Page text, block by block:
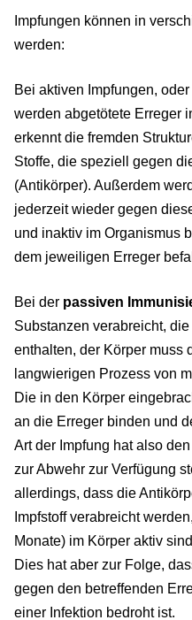
Impfungen können in
werden:
Bei aktiven Impfungen, oder
werden abgetötete Erreger
erkennt die fremden
Stoffe, die speziell gegen
(Antikörper). Außerdem
jederzeit wieder gegen
und inaktiv im Organismus
dem jeweiligen Erreger
Bei der passiven
Substanzen verabreicht,
enthalten, der Körper muss
langwierigen Prozess von
Die in den Körper
an die Erreger binden und
Art der Impfung hat also
zur Abwehr zur Verfügung
allerdings, dass die
Impfstoff verabreicht
Monate) im Körper aktiv
Dies hat aber zur Folge,
gegen den betreffenden
einer Infektion bedroht ist.